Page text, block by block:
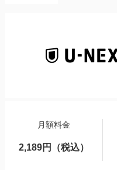
月額料金
2,189円（税込）